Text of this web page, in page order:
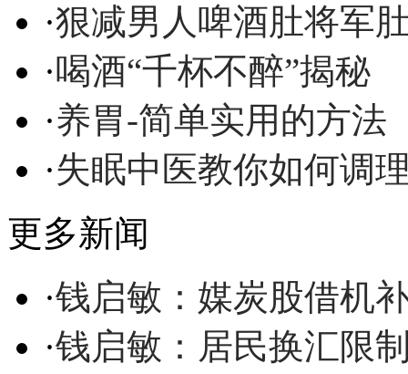
·狠减男人啤酒肚将军
·喝酒“千杯不醉”揭秘
·养胃-简单实用的方法
·失眠中医教你如何调
更多新闻
·钱启敏：媒炭股借机
·钱启敏：居民换汇限